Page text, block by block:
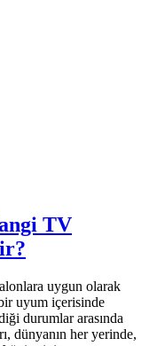
TV
uygun olarak
uyum içerisinde
durumlar arasında
dünyanın her yerinde,